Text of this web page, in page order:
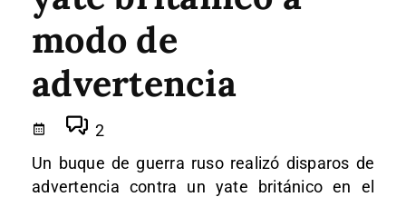
modo de
advertencia
2
Un buque de guerra ruso realizó disparos de
advertencia contra un yate británico en el